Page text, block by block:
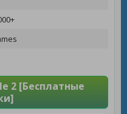
2 [Бесплатные